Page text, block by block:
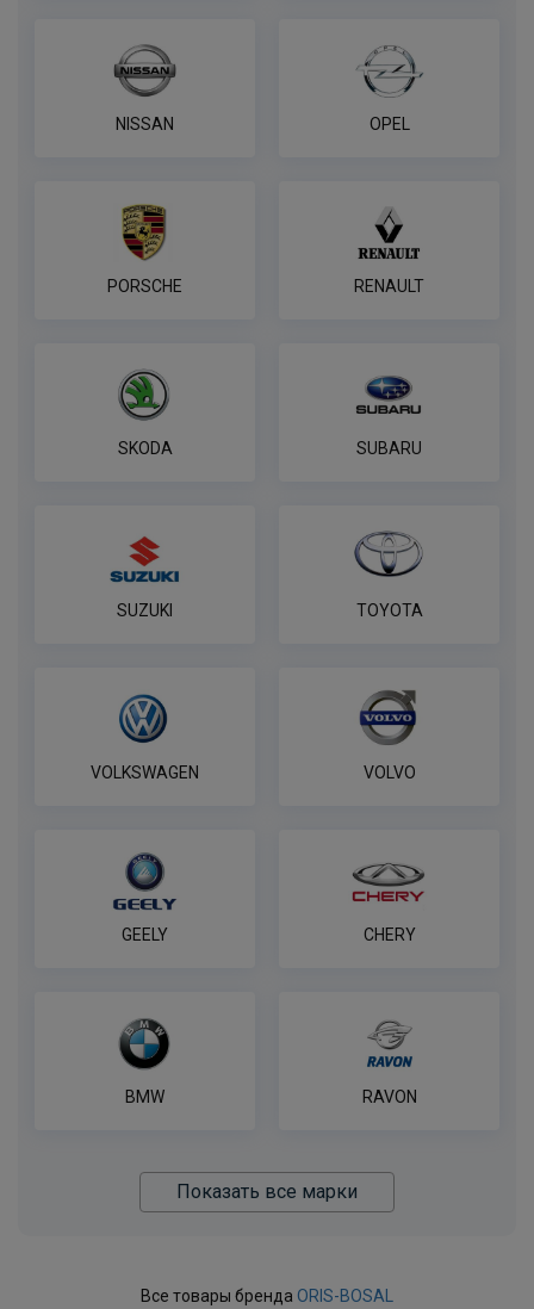
NISSAN OPEL
PORSCHE RENAULT
SKODA SUBARU
SUZUKI TOYOTA
VOLKSWAGEN VOLVO
GEELY CHERY
BMW RAVON
Показать все марки
Все товары бренда ORIS-BOSAL